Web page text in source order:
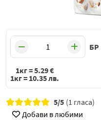
БР
1кг =5.29€
1кг = 10.35лв.
5/5 (1 гласа)
Добави в любими